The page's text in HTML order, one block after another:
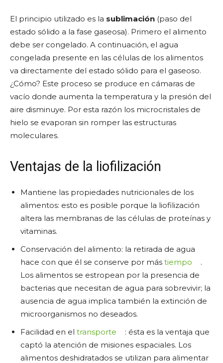
El principio utilizado es la sublimación (paso del
estado sólido a la fase gaseosa). Primero el alimento
debe ser congelado. A continuación, el agua
congelada presente en las células de los alimentos
va directamente del estado sólido para el gaseoso.
¿Cómo? Este proceso se produce en cámaras de
vacío donde aumenta la temperatura y la presión del
aire disminuye. Por esta razón los microcristales de
hielo se evaporan sin romper las estructuras
moleculares.
Ventajas de la liofilización
Mantiene las propiedades nutricionales de los
alimentos: esto es posible porque la liofilización
altera las membranas de las células de proteínas y
vitaminas.
Conservación del alimento: la retirada de agua
hace con que él se conserve por más tiempo
.
Los alimentos se estropean por la presencia de
bacterias que necesitan de agua para sobrevivir; la
ausencia de agua implica también la extinción de
microorganismos no deseados.
Facilidad en el transporte
: ésta es la ventaja que
captó la atención de misiones espaciales. Los
alimentos deshidratados se utilizan para alimentar